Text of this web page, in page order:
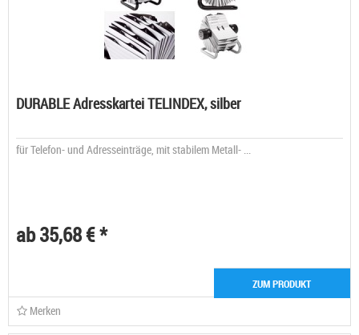
DURABLE Adresskartei TELINDEX, silber
für Telefon- und Adresseinträge, mit stabilem Metall- ...
ab 35,68 € *
ZUM PRODUKT
Merken